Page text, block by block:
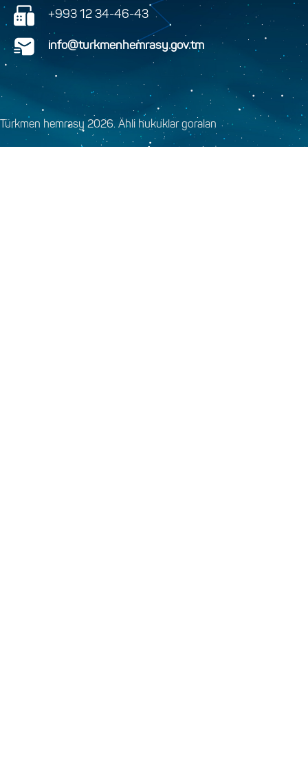
+993 12 34-46-43
info@turkmenhemrasy.gov.tm
Türkmen hemrasy 2026. Ähli hukuklar goralan